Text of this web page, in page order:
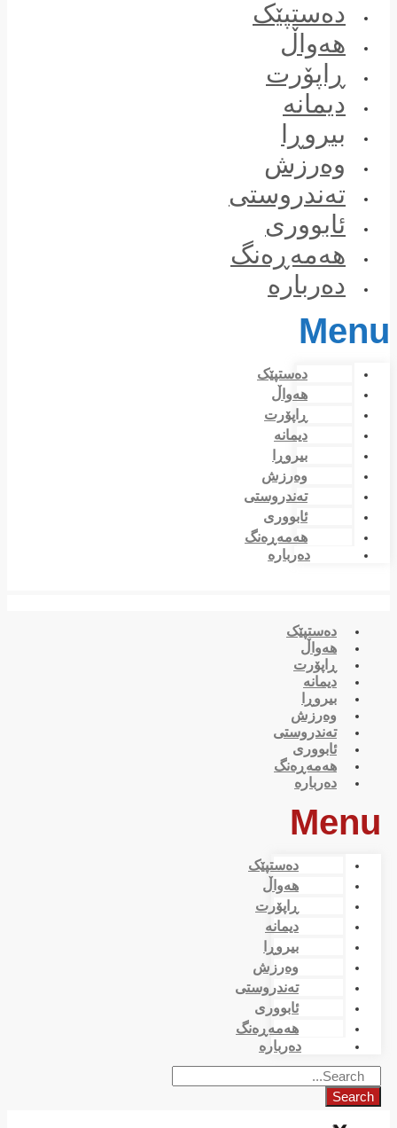
دەستپێک
هەواڵ
ڕاپۆرت
دیمانە
بیروڕا
وەرزش
تەندروستی
ئابووری
هەمەڕەنگ
دەربارە
Menu
دەستپێک
هەواڵ
ڕاپۆرت
دیمانە
بیروڕا
وەرزش
تەندروستی
ئابووری
هەمەڕەنگ
دەربارە
دەستپێک
هەواڵ
ڕاپۆرت
دیمانە
بیروڕا
وەرزش
تەندروستی
ئابووری
هەمەڕەنگ
دەربارە
Menu
دەستپێک
هەواڵ
ڕاپۆرت
دیمانە
بیروڕا
وەرزش
تەندروستی
ئابووری
هەمەڕەنگ
دەربارە
Search